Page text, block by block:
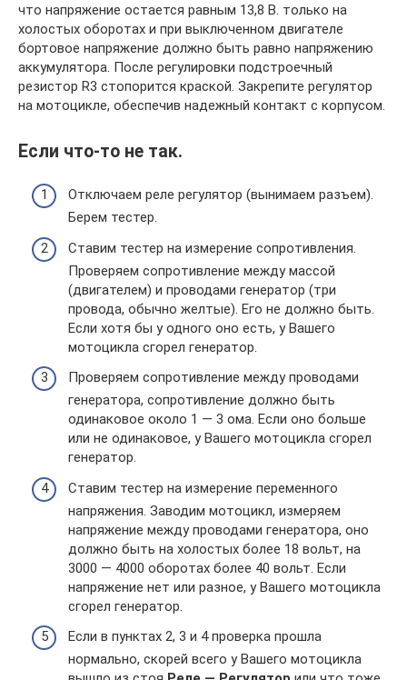
что напряжение остается равным 13,8 В. только на
холостых оборотах и при выключенном двигателе
бортовое напряжение должно быть равно напряжению
аккумулятора. После регулировки подстроечный
резистор R3 стопорится краской. Закрепите регулятор
на мотоцикле, обеспечив надежный контакт с корпусом.
Если что-то не так.
Отключаем реле регулятор (вынимаем разъем).
Берем тестер.
Ставим тестер на измерение сопротивления.
Проверяем сопротивление между массой
(двигателем) и проводами генератор (три
провода, обычно желтые). Его не должно быть.
Если хотя бы у одного оно есть, у Вашего
мотоцикла сгорел генератор.
Проверяем сопротивление между проводами
генератора, сопротивление должно быть
одинаковое около 1 — 3 ома. Если оно больше
или не одинаковое, у Вашего мотоцикла сгорел
генератор.
Ставим тестер на измерение переменного
напряжения. Заводим мотоцикл, измеряем
напряжение между проводами генератора, оно
должно быть на холостых более 18 вольт, на
3000 — 4000 оборотах более 40 вольт. Если
напряжение нет или разное, у Вашего мотоцикла
сгорел генератор.
Если в пунктах 2, 3 и 4 проверка прошла
нормально, скорей всего у Вашего мотоцикла